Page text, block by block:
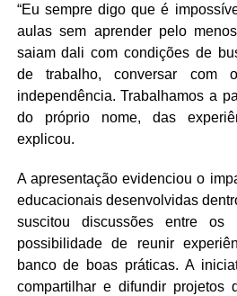
“Eu sempre digo que é
aulas sem aprender pelo
saiam dali com condições de
de trabalho, conversar
independência. Trabalhamos a
do próprio nome, das
explicou.
A apresentação evidenciou o
educacionais desenvolvidas
suscitou discussões entre os
possibilidade de reunir
banco de boas práticas. A
compartilhar e difundir projetos